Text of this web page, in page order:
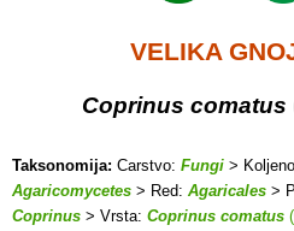
VELIKA
Coprinus comatus
Taksonomija: Carstvo: Fungi >
Agaricomycetes > Red: Agaricales >
Coprinus > Vrsta: Coprinus comatus